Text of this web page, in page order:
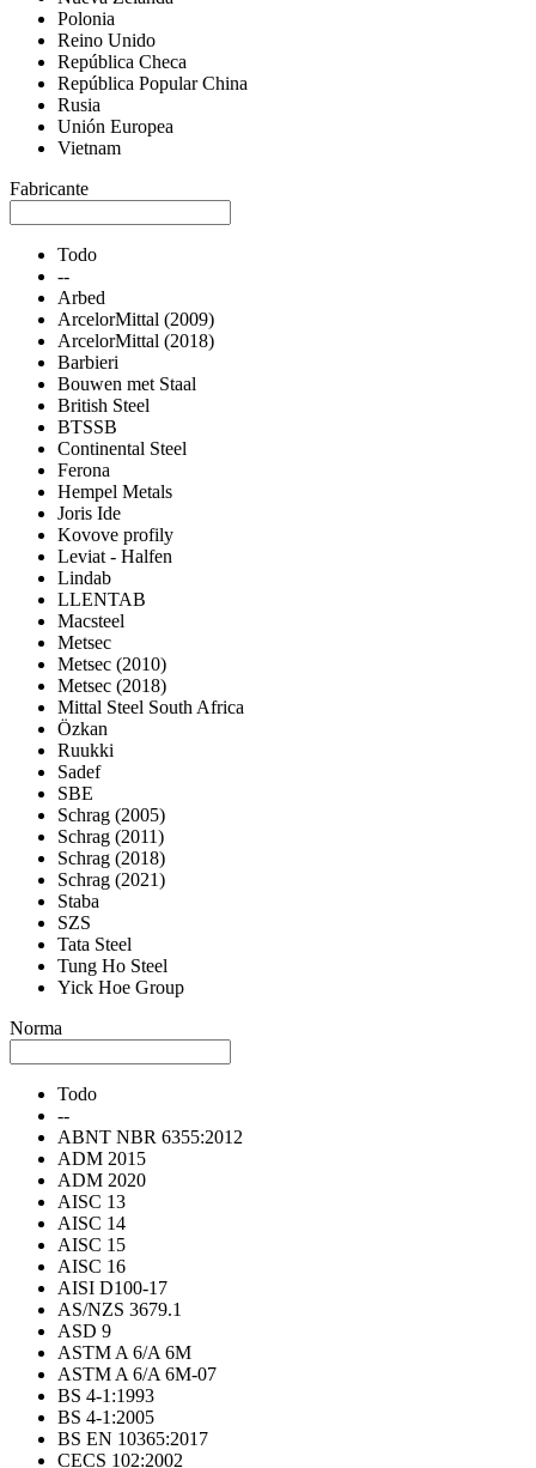
Polonia
Reino Unido
República Checa
República Popular China
Rusia
Unión Europea
Vietnam
Fabricante
Todo
--
Arbed
ArcelorMittal (2009)
ArcelorMittal (2018)
Barbieri
Bouwen met Staal
British Steel
BTSSB
Continental Steel
Ferona
Hempel Metals
Joris Ide
Kovove profily
Leviat - Halfen
Lindab
LLENTAB
Macsteel
Metsec
Metsec (2010)
Metsec (2018)
Mittal Steel South Africa
Özkan
Ruukki
Sadef
SBE
Schrag (2005)
Schrag (2011)
Schrag (2018)
Schrag (2021)
Staba
SZS
Tata Steel
Tung Ho Steel
Yick Hoe Group
Norma
Todo
--
ABNT NBR 6355:2012
ADM 2015
ADM 2020
AISC 13
AISC 14
AISC 15
AISC 16
AISI D100-17
AS/NZS 3679.1
ASD 9
ASTM A 6/A 6M
ASTM A 6/A 6M-07
BS 4-1:1993
BS 4-1:2005
BS EN 10365:2017
CECS 102:2002